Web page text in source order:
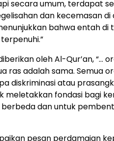
secara umum, terdapat
dan kecemasan di
bahwa entah di
oleh Al-Qur’an, “…
ras adalah sama. Semua
diskriminasi atau
meletakkan fondasi bagi
dan untuk
pesan perdamaian